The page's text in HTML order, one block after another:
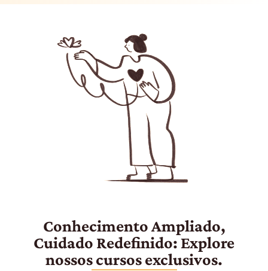
Conhecimento Ampliado,
Cuidado Redefinido: Explore
nossos cursos exclusivos.